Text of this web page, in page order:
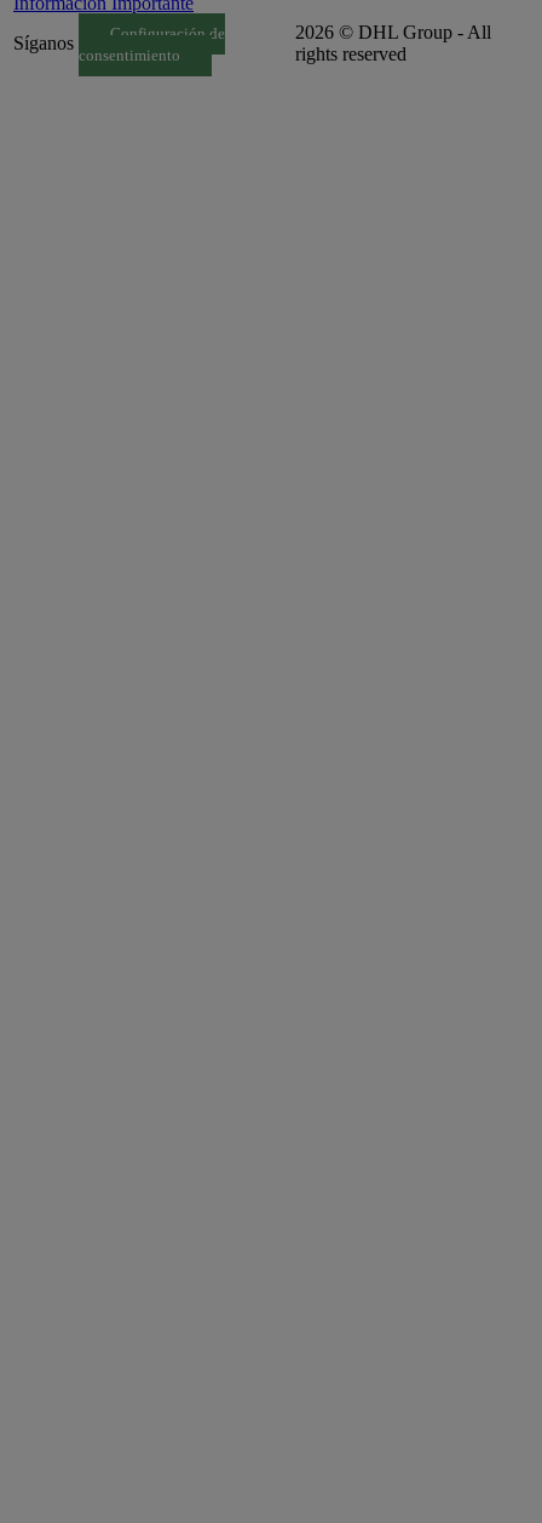
Síganos
Configuración de
consentimiento
2026 © DHL Group - All
rights reserved